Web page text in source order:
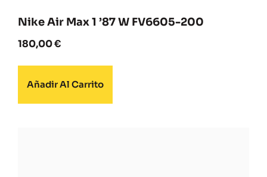
Nike Air Max 1 ’87 W FV6605-200
180,00€
Añadir Al Carrito